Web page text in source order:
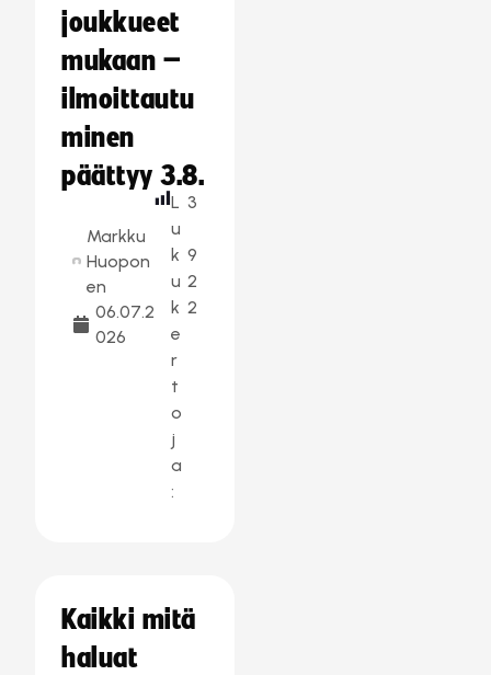
joukkueet
mukaan –
ilmoittautu
minen
päättyy 3.8.
Markku
Huopon
en
06.07.2
026
L
u
k
u
k
e
r
t
o
j
a
:
3
9
2
2
Kaikki mitä
haluat